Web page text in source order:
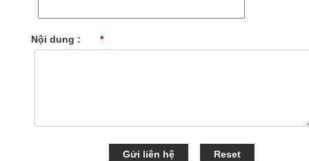
Nội dung : *
Gửi liên hệ Reset